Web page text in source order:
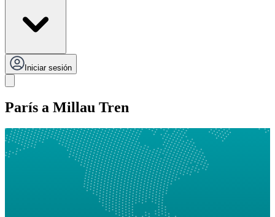
Iniciar sesión
París a Millau Tren